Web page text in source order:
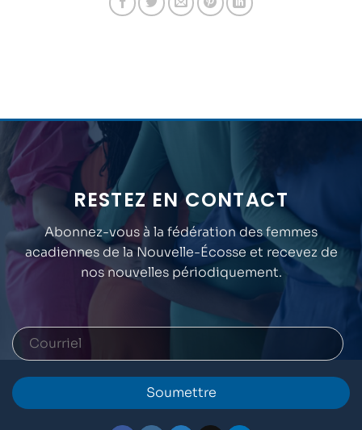
RESTEZ EN CONTACT
Abonnez-vous à la fédération des femmes
acadiennes de la Nouvelle-Écosse et recevez de
nos nouvelles périodiquement.
Soumettre